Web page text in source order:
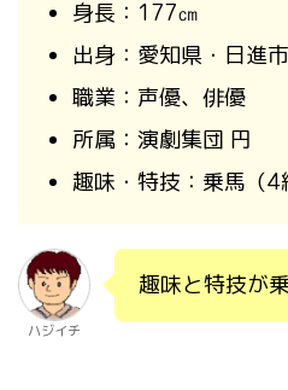
身長： 177㎝
出身：愛知県・日進市
職業：声優、俳優
所属：演劇集団 円
趣味・特技：乗馬（4
ハジイチ
趣味と特技が